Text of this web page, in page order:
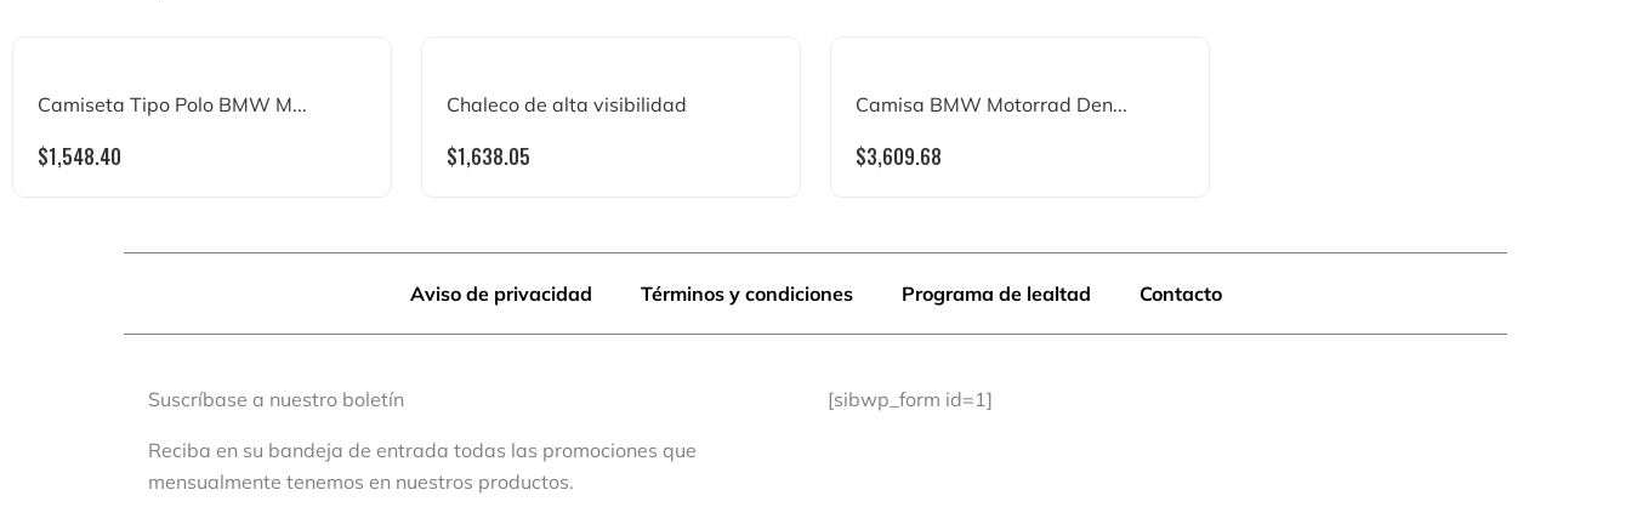
Camiseta Tipo Polo BMW M...
$1,548.40
Chaleco de alta visibilidad
$1,638.05
Camisa BMW Motorrad Den...
$3,609.68
Aviso de privacidad Términos y condiciones Programa de lealtad Contacto
Suscríbase a nuestro boletín
Reciba en su bandeja de entrada todas las promociones que
mensualmente tenemos en nuestros productos.
[sibwp_form id=1]